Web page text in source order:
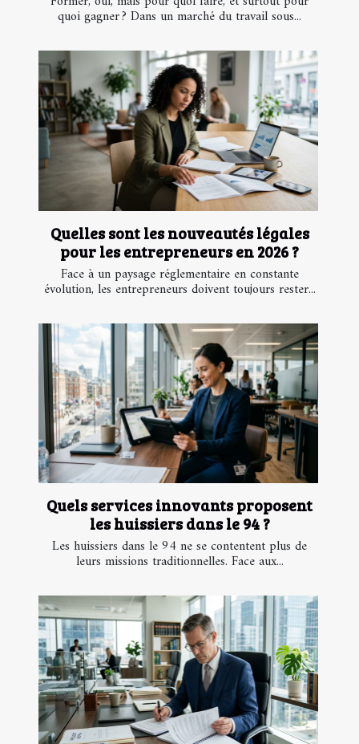
quoi gagner ? Dans un marché du travail sous...
Quelles sont les nouveautés légales
pour les entrepreneurs en 2026 ?
Face à un paysage réglementaire en constante
évolution, les entrepreneurs doivent toujours rester...
Quels services innovants proposent
les huissiers dans le 94 ?
Les huissiers dans le 94 ne se contentent plus de
leurs missions traditionnelles. Face aux...